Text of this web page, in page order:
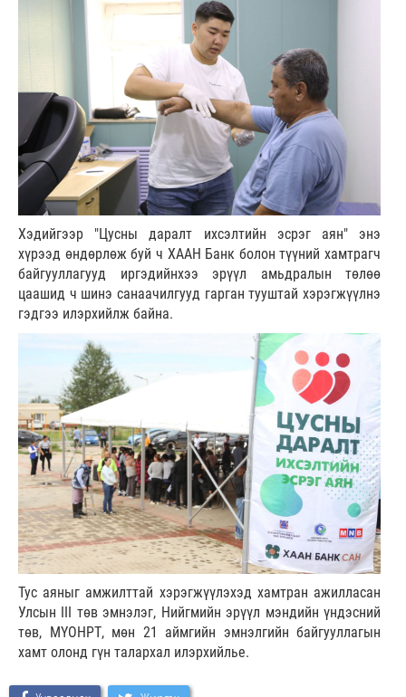
Хэдийгээр "Цусны даралт ихсэлтийн эсрэг аян" энэ
хүрээд өндөрлөж буй ч ХААН Банк болон түүний хамтрагч
байгууллагууд иргэдийнхээ эрүүл амьдралын төлөө
цаашид ч шинэ санаачилгууд гарган тууштай хэрэгжүүлнэ
гэдгээ илэрхийлж байна.
Тус аяныг амжилттай хэрэгжүүлэхэд хамтран ажилласан
Улсын III төв эмнэлэг, Нийгмийн эрүүл мэндийн үндэсний
төв, МҮОНРТ, мөн 21 аймгийн эмнэлгийн байгууллагын
хамт олонд гүн талархал илэрхийлье.